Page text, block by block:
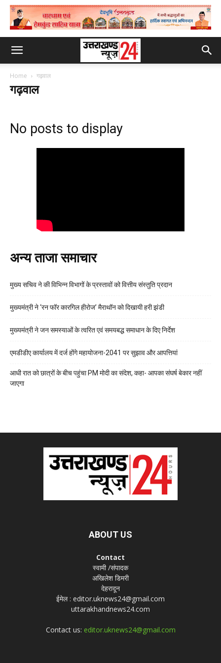
Home गढ़वाल
गढ़वाल
No posts to display
अन्य ताजा समाचार
मुख्य सचिव ने की विभिन्न विभागों के प्रस्तावों को वित्तीय संस्तुति प्रदान
मुख्यमंत्री ने ‘रन फॉर कारगिल हीरोज’ मैराथॉन को दिखायी हरी झंडी
मुख्यमंत्री ने जन समस्याओं के त्वरित एवं समयबद्ध समाधान के दिए निर्देश
एमडीडीए कार्यालय में दर्ज होंगे महायोजना-2041 पर सुझाव और आपत्तियां
आधी रात को छात्रों के बीच पहुंचा PM मोदी का संदेश, कहा- आपका संघर्ष बेकार नहीं
जाएगा
ABOUT US
Contact
स्वामी /संपादक
अखिलेश डिमरी
देहरादून
ईमेल : editor.uknews24@gmail.com
uttarakhandnews24.com
Contact us: editor.uknews24@gmail.com